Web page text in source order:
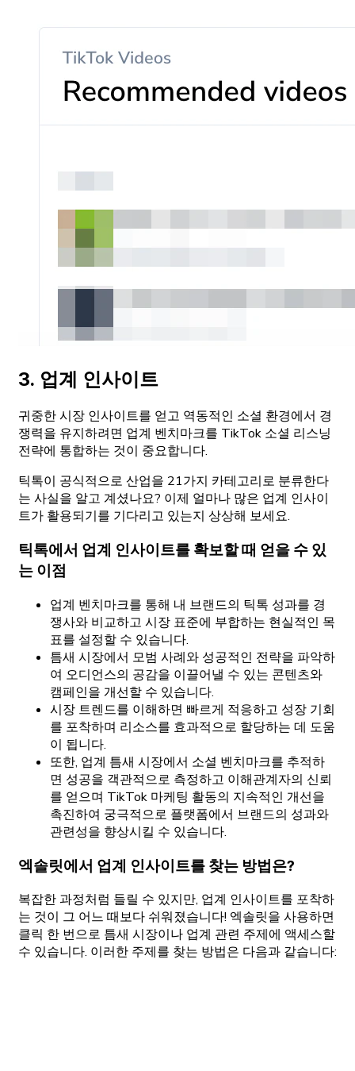
3. 업계 인사이트
귀중한 시장 인사이트를 얻고 역동적인 소셜 환경에서 경
쟁력을 유지하려면 업계 벤치마크를 TikTok 소셜 리스닝
전략에 통합하는 것이 중요합니다.
틱톡이 공식적으로 산업을 21가지 카테고리로 분류한다
는 사실을 알고 계셨나요? 이제 얼마나 많은 업계 인사이
트가 활용되기를 기다리고 있는지 상상해 보세요.
틱톡에서 업계 인사이트를 확보할 때 얻을 수 있
는 이점
업계 벤치마크를 통해 내 브랜드의 틱톡 성과를 경
쟁사와 비교하고 시장 표준에 부합하는 현실적인 목
표를 설정할 수 있습니다.
틈새 시장에서 모범 사례와 성공적인 전략을 파악하
여 오디언스의 공감을 이끌어낼 수 있는 콘텐츠와
캠페인을 개선할 수 있습니다.
시장 트렌드를 이해하면 빠르게 적응하고 성장 기회
를 포착하며 리소스를 효과적으로 할당하는 데 도움
이 됩니다.
또한, 업계 틈새 시장에서 소셜 벤치마크를 추적하
면 성공을 객관적으로 측정하고 이해관계자의 신뢰
를 얻으며 TikTok 마케팅 활동의 지속적인 개선을
촉진하여 궁극적으로 플랫폼에서 브랜드의 성과와
관련성을 향상시킬 수 있습니다.
엑솔릿에서 업계 인사이트를 찾는 방법은?
복잡한 과정처럼 들릴 수 있지만, 업계 인사이트를 포착하
는 것이 그 어느 때보다 쉬워졌습니다! 엑솔릿을 사용하면
클릭 한 번으로 틈새 시장이나 업계 관련 주제에 액세스할
수 있습니다. 이러한 주제를 찾는 방법은 다음과 같습니다: